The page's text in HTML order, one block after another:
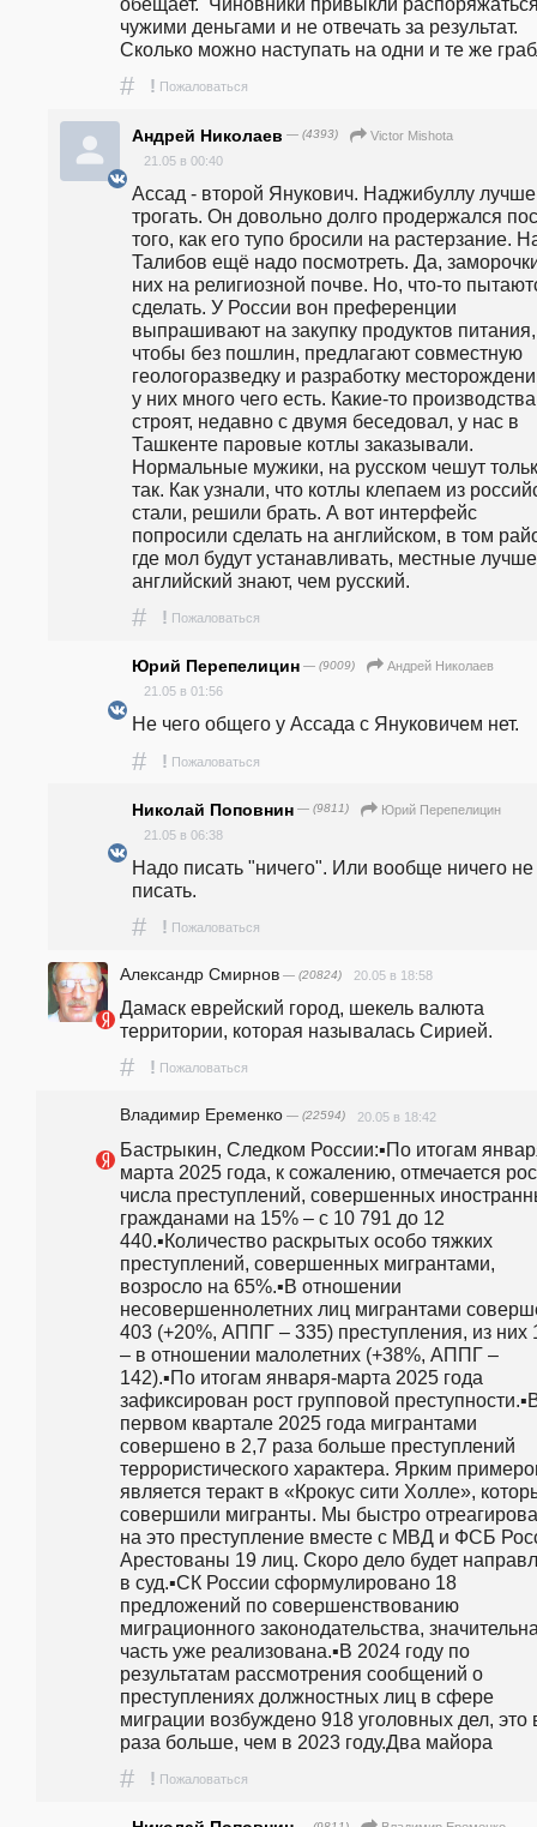
чужими деньгами и не отвечать за результат.
Сколько можно наступать на одни и те же
# ! Пожаловаться
Андрей Николаев — (4393)
Victor Mishota
21.05 в 00:40
Ассад - второй Янукович. Наджибуллу
трогать. Он довольно долго продержался
того, как его тупо бросили на растерзание.
Талибов ещё надо посмотреть. Да,
них на религиозной почве. Но, что-то
сделать. У России вон преференции
выпрашивают на закупку продуктов питания,
чтобы без пошлин, предлагают совместную
геологоразведку и разработку
у них много чего есть. Какие-то производства
строят, недавно с двумя беседовал, у нас в
Ташкенте паровые котлы заказывали.
Нормальные мужики, на русском чешут
так. Как узнали, что котлы клепаем из
стали, решили брать. А вот интерфейс
попросили сделать на английском, в том
где мол будут устанавливать, местные лучше
английский знают, чем русский.
# ! Пожаловаться
Юрий Перепелицин — (9009)
Андрей Николаев
21.05 в 01:56
Не чего общего у Ассада с Януковичем нет.
# ! Пожаловаться
Николай Поповнин — (9811)
Юрий Перепелицин
21.05 в 06:38
Надо писать "ничего". Или вообще ничего не
писать.
# ! Пожаловаться
Александр Смирнов — (20824) 20.05 в 18:58
Дамаск еврейский город, шекель валюта
территории, которая называлась Сирией.
# ! Пожаловаться
Владимир Еременко — (22594) 20.05 в 18:42
Бастрыкин, Следком России:▪️По итогам
марта 2025 года, к сожалению, отмечается
числа преступлений, совершенных
гражданами на 15% – с 10 791 до 12
440.▪️Количество раскрытых особо тяжких
преступлений, совершенных мигрантами,
возросло на 65%.▪️В отношении
несовершеннолетних лиц мигрантами
403 (+20%, АППГ – 335) преступления, из них
– в отношении малолетних (+38%, АППГ –
142).▪️По итогам января-марта 2025 года
зафиксирован рост групповой
первом квартале 2025 года мигрантами
совершено в 2,7 раза больше преступлений
террористического характера. Ярким
является теракт в «Крокус сити Холле»,
совершили мигранты. Мы быстро
на это преступление вместе с МВД и ФСБ
Арестованы 19 лиц. Скоро дело будет
в суд.▪️СК России сформулировано 18
предложений по совершенствованию
миграционного законодательства,
часть уже реализована.▪️В 2024 году по
результатам рассмотрения сообщений о
преступлениях должностных лиц в сфере
миграции возбуждено 918 уголовных дел, это
раза больше, чем в 2023 году.Два майора
# ! Пожаловаться